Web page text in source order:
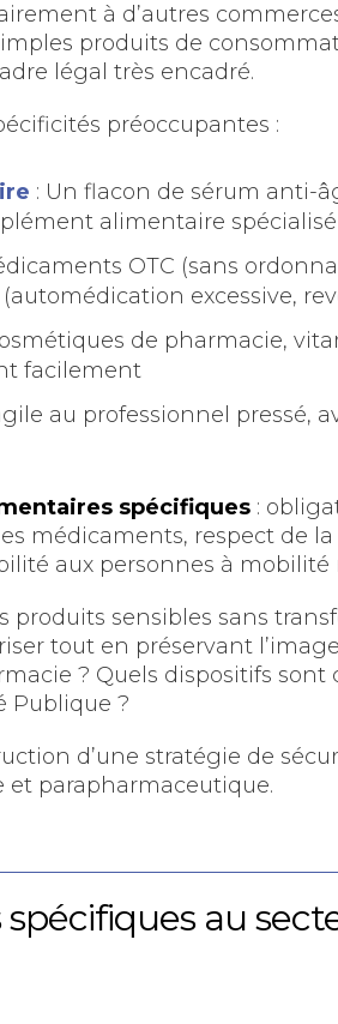
à d’autres
produits de
légal très encadré.
préoccupantes :
: Un flacon de sérum anti-
alimentaire spécialisé
OTC (sans
excessive,
de pharmacie,
facilement
au professionnel pressé,
spécifiques :
médicaments, respect de la
aux personnes à mobilité
sensibles sans
tout en préservant
? Quels dispositifs sont
Publique ?
d’une stratégie de
parapharmaceutique.
au